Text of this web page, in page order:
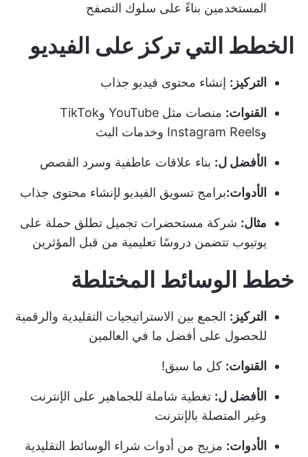
المستخدمين بناءً على سلوك التصفح
الخطط التي تركز على الفيديو
التركيز: إنشاء محتوى فيديو جذاب
القنوات:
منصات مثل YouTube وTikTok
وInstagram Reels وخدمات البث
الأفضل ل: بناء علاقات عاطفية وسرد القصص
الأدوات:برامج تسويق الفيديو لإنشاء محتوى جذاب
مثال: شركة مستحضرات تجميل تطلق حملة على
يوتيوب تتضمن دروسًا تعليمية من قبل المؤثرين
خطط الوسائط المختلطة
التركيز: الجمع بين الاستراتيجيات التقليدية والرقمية
للحصول على أفضل ما في العالمين
القنوات: كل ما سبق!
الأفضل ل: تغطية شاملة للجماهير على الإنترنت
وغير المتصلة بالإنترنت
الأدوات: مزيج من أدوات شراء الوسائط التقليدية